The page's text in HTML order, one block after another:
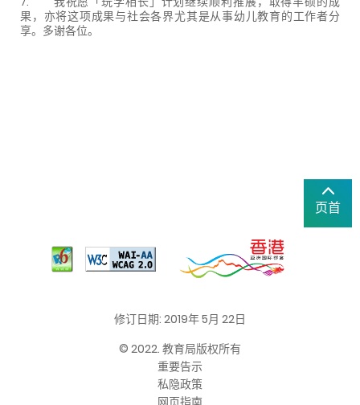
果，亦将这项成果与社会各界尤其是从事幼儿教育的工作者分
享。多谢各位。
页首
修订日期: 2019年 5月 22日
© 2022. 教育局版权所有
重要告示
私隐政策